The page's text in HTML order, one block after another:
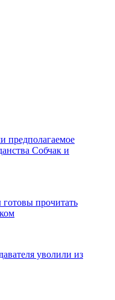
предполагаемое
Собчак и
прочитать
уволили из